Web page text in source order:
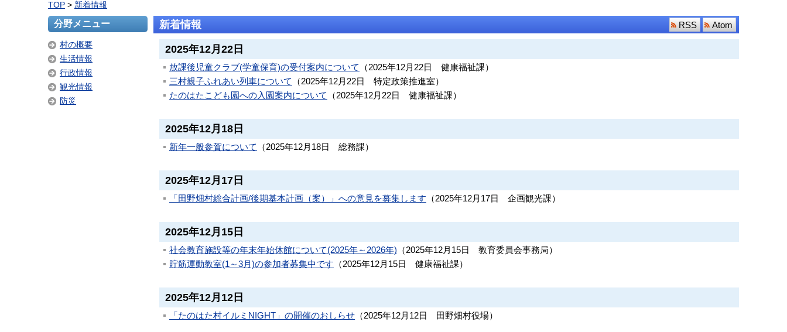
TOP > 新着情報
新着情報 RSS Atom
2025年12月22日
放課後児童クラブ(学童保育)の受付案内について （2025年12月22日 健康福祉課）
三村親子ふれあい列車について
（2025年12月22日 特定政策推進室）
たのはたこども園への入園案内について
（2025年12月22日 健康福祉課）
2025年12月18日
新年一般参賀について （2025年12月18日 総務課）
2025年12月17日
「田野畑村総合計画/後期基本計画（案）」への意見を募集します （2025年12月17日 企画観光課）
2025年12月15日
社会教育施設等の年末年始休館について(2025年～2026年) （2025年12月15日 教育委員会事務局）
貯筋運動教室(1～3月)の参加者募集中です （2025年12月15日 健康福祉課）
2025年12月12日
「たのはた村イルミNIGHT」の開催のおしらせ （2025年12月12日 田野畑村役場）
分野メニュー
村の概要
生活情報
行政情報
観光情報
防災